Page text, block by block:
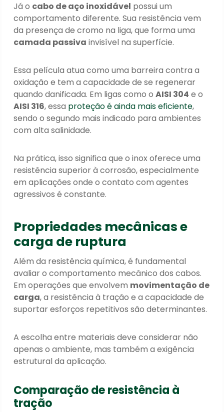
Já o cabo de aço inoxidável possui um
comportamento diferente. Sua resistência vem
da presença de cromo na liga, que forma uma
camada passiva invisível na superfície.
Essa película atua como uma barreira contra a
oxidação e tem a capacidade de se regenerar
quando danificada. Em ligas como oAISI 304 e o
AISI 316, essa proteção é ainda mais eficiente,
sendo o segundo mais indicado para ambientes
com alta salinidade.
Na prática, isso significa que o inox oferece uma
resistência superior à corrosão, especialmente
em aplicações onde o contato com agentes
agressivos é constante.
Propriedades mecânicas e
carga de ruptura
Além da resistência química, é fundamental
avaliar o comportamento mecânico dos cabos.
Em operações que envolvem movimentação de
carga, a resistência à tração e a capacidade de
suportar esforços repetitivos são determinantes.
A escolha entre materiais deve considerar não
apenas o ambiente, mas também a exigência
estrutural da aplicação.
Comparação de resistência à
tração